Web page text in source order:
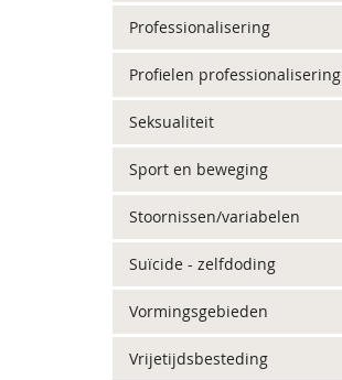
Professionalisering
Profielen professionalisering
Seksualiteit
Sport en beweging
Stoornissen/variabelen
Suïcide - zelfdoding
Vormingsgebieden
Vrijetijdsbesteding